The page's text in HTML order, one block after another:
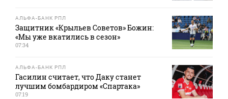
АЛЬФА-БАНК РПЛ
Защитник «Крыльев Советов» Божин:
«Мы уже вкатились в сезон»
07:34
АЛЬФА-БАНК РПЛ
Гасилин считает, что Даку станет
лучшим бомбардиром «Спартака»
07:19